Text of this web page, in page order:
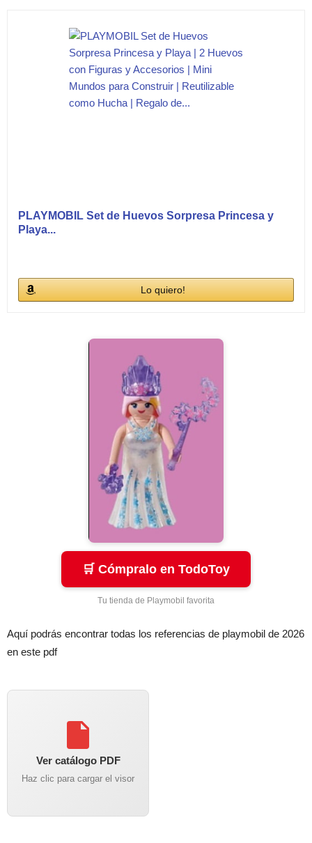
PLAYMOBIL Set de Huevos Sorpresa Princesa y
Playa...
Lo quiero!
🛒 Cómpralo en TodoToy
Tu tienda de Playmobil favorita
Aquí podrás encontrar todas los referencias de playmobil de 2026
en este pdf
Ver catálogo PDF
Haz clic para cargar el visor